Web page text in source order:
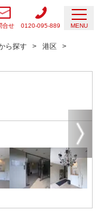
合せ 0120-095-889 MENU
ら探す
港区